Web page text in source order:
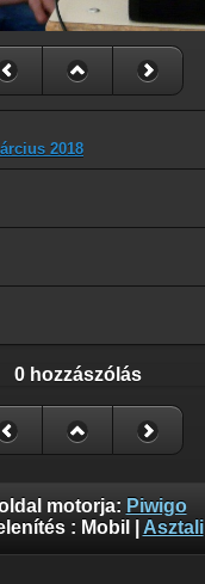
2018
0 hozzászólás
motorja: Piwigo
: Mobil Asztali